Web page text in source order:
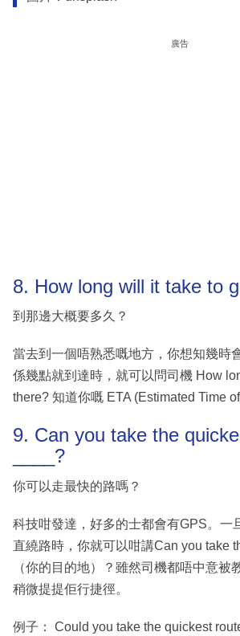
廣告
8. How long will it take to
到那邊大概要多久？
當去到一個唔熟悉嘅地方，你想知幾時
係幾點就到達時，就可以問司機 How
there? 知道你嘅 ETA (Estimated Time
9. Can you take the
____?
你可以走最快的路嗎？
科技咁發達，好多的士都會有GPS。一
直繞路時，你就可以咁講Can you take
（你的目的地）？雖然司機都唔中意被
稍微提提佢行捷徑。
例子： Could you take the quickest